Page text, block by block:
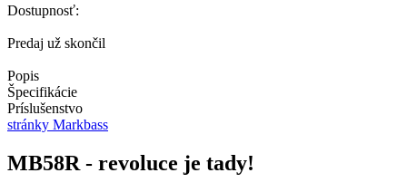
Dostupnosť:
Predaj už skončil
Popis
Špecifikácie
Príslušenstvo
stránky Markbass
MB58R - revoluce je tady!